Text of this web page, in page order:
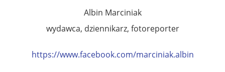
Albin Marciniak
wydawca, dziennikarz, fotoreporter
https://www.facebook.com/marciniak.albin